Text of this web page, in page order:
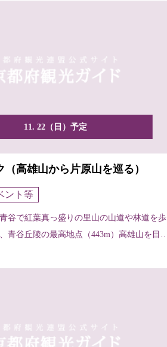
11. 22（日）予定
（高雄山から片原山を巡る）
ント等
谷で紅葉真っ盛りの里山の山道や林道を歩
青谷丘陵の最高地点（443m）高雄山を目指